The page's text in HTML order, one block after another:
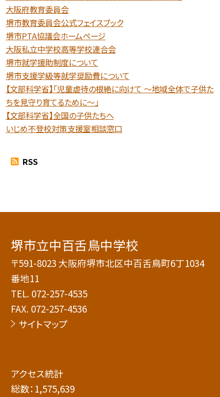
大阪府教育委員会
堺市教育委員会公式フェイスブック
堺市PTA協議会ホームページ
大阪私立中学校高等学校連合会
堺市就学援助制度について
堺市支援学級等就学奨励費について
【文部科学省】「児童虐待の根絶に向けて 〜地域全体で子供た
ちを見守り育てるために〜」
【文部科学省】全国の子供たちへ
いじめ不登校対策支援室相談窓口
RSS
堺市立中百舌鳥中学校
〒591-8023 大阪府堺市北区中百舌鳥町6丁1034
番地11
TEL. 072-257-4535
FAX. 072-257-4536
サイトマップ
アクセス統計
総数： 1,575,639